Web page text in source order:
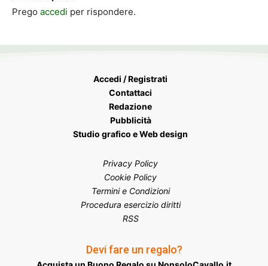
Prego accedi per rispondere.
Accedi / Registrati
Contattaci
Redazione
Pubblicità
Studio grafico e Web design
Privacy Policy
Cookie Policy
Termini e Condizioni
Procedura esercizio diritti
RSS
Devi fare un regalo?